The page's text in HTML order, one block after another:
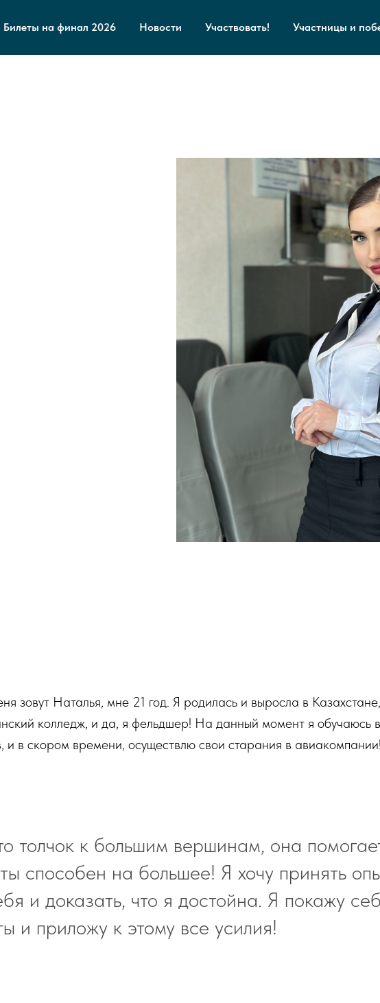
Билеты на финал 2026 Новости Участвовать! Участницы и
зовут Наталья, мне 21 год. Я родилась и выросла в
колледж, и да, я фельдшер! На данный момент я обучаюсь
и в скором времени, осуществлю свои старания в авиакомпании!
толчок к большим вершинам, она
способен на большее! Я хочу принять
и доказать, что я достойна. Я покажу
и приложу к этому все усилия!